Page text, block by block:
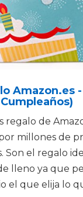
Amazon.es
regalo de
millones de
Son el regalo
lleno ya que
el que elija lo